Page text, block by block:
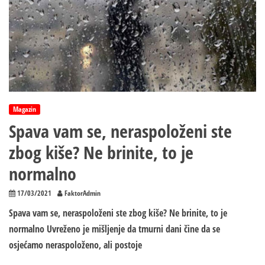
Magazin
Spava vam se, neraspoloženi ste
zbog kiše? Ne brinite, to je
normalno
17/03/2021 FaktorAdmin
Spava vam se, neraspoloženi ste zbog kiše? Ne brinite, to je
normalno Uvreženo je mišljenje da tmurni dani čine da se
osjećamo neraspoloženo, ali postoje